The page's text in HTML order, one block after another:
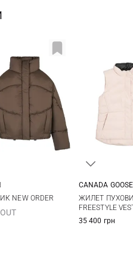
NEW ORDER
CANADA GOOSE
ЖИЛЕТ
FREESTYLE
35 400 грн